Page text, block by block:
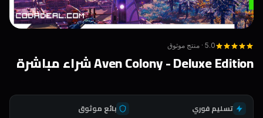
5.0 · منتج موثوق
Aven Colony - Deluxe Edition شراء مباشرة
تسليم فوري
بائع موثوق